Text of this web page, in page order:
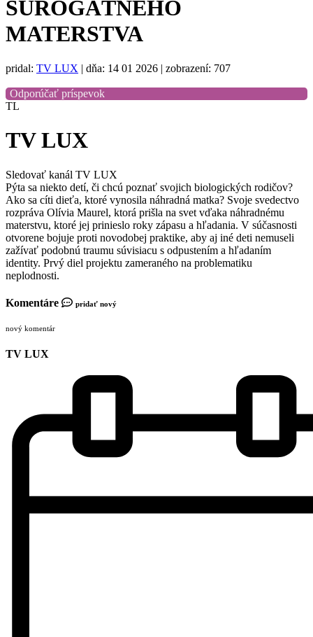
SUROGÁTNEHO
MATERSTVA
pridal: TV LUX | dňa: 14 01 2026 | zobrazení: 707
Odporúčať príspevok
TL
TV LUX
Sledovať kanál TV LUX
Pýta sa niekto detí, či chcú poznať svojich biologických rodičov?
Ako sa cíti dieťa, ktoré vynosila náhradná matka? Svoje svedectvo
rozpráva Olívia Maurel, ktorá prišla na svet vďaka náhradnému
materstvu, ktoré jej prinieslo roky zápasu a hľadania. V súčasnosti
otvorene bojuje proti novodobej praktike, aby aj iné deti nemuseli
zažívať podobnú traumu súvisiacu s odpustením a hľadaním
identity. Prvý diel projektu zameraného na problematiku
neplodnosti.
Komentáre pridať nový
nový komentár
TV LUX